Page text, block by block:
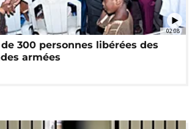
02:08
300 personnes libérées des
armées